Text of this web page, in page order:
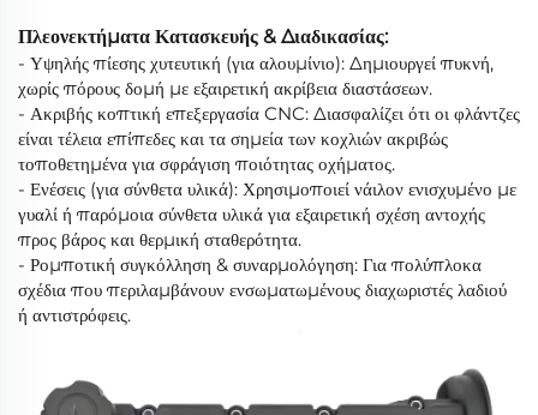
Πλεονεκτήματα Κατασκευής & Διαδικασίας:
- Υψηλής πίεσης χυτευτική (για αλουμίνιο): Δημιουργεί πυκνή,
χωρίς πόρους δομή με εξαιρετική ακρίβεια διαστάσεων.
- Ακριβής κοπτική επεξεργασία CNC: Διασφαλίζει ότι οι φλάντζες
είναι τέλεια επίπεδες και τα σημεία των κοχλιών ακριβώς
τοποθετημένα για σφράγιση ποιότητας οχήματος.
- Ενέσεις (για σύνθετα υλικά): Χρησιμοποιεί νάιλον ενισχυμένο με
γυαλί ή παρόμοια σύνθετα υλικά για εξαιρετική σχέση αντοχής
προς βάρος και θερμική σταθερότητα.
- Ρομποτική συγκόλληση & συναρμολόγηση: Για πολύπλοκα
σχέδια που περιλαμβάνουν ενσωματωμένους διαχωριστές λαδιού
ή αντιστρόφεις.